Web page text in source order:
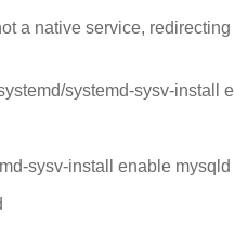
a native service,
systemd-sysv-install
sysv-install enable mysqld